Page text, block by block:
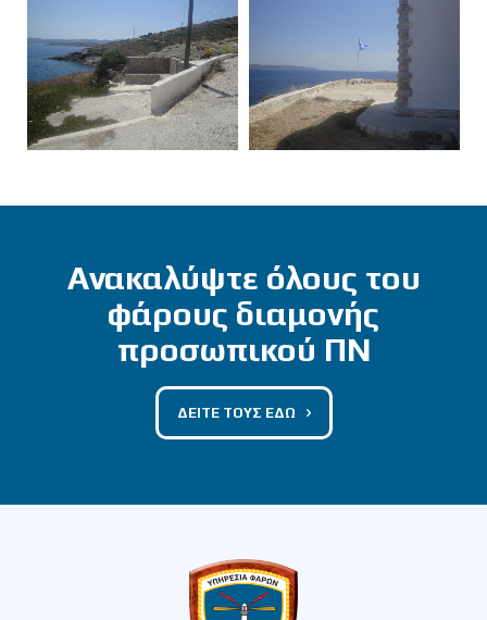
Ανακαλύψτε όλους του
φάρους διαμονής
προσωπικού ΠΝ
ΔΕΙΤΕ ΤΟΥΣ ΕΔΩ